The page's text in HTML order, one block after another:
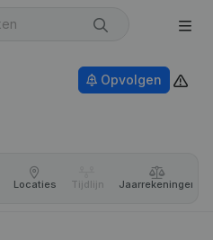
Opvolgen
Locaties Tijdlijn Jaar­rekeningen